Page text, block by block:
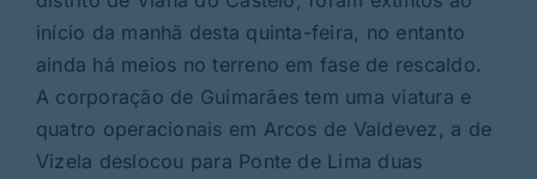
início da manhã desta quinta-feira, no entanto
ainda há meios no terreno em fase de rescaldo.
A corporação de Guimarães tem uma viatura e
quatro operacionais em Arcos de Valdevez, a de
Vizela deslocou para Ponte de Lima duas